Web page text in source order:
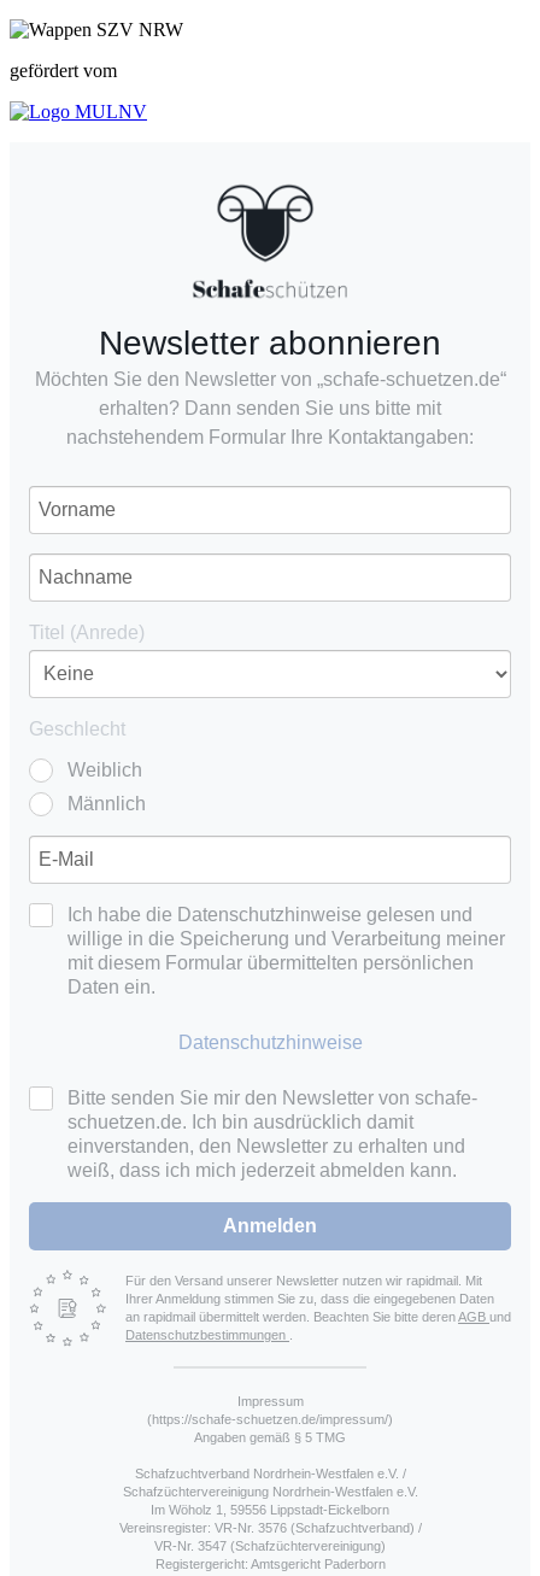
gefördert vom
Newsletter abonnieren
Möchten Sie den Newsletter von „schafe-schuetzen.de“
erhalten? Dann senden Sie uns bitte mit
nachstehendem Formular Ihre Kontaktangaben:
Titel (Anrede)
Geschlecht
Weiblich
Männlich
Ich habe die Datenschutzhinweise gelesen und
willige in die Speicherung und Verarbeitung meiner
mit diesem Formular übermittelten persönlichen
Daten ein.
Datenschutzhinweise
Bitte senden Sie mir den Newsletter von schafe-
schuetzen.de. Ich bin ausdrücklich damit
einverstanden, den Newsletter zu erhalten und
weiß, dass ich mich jederzeit abmelden kann.
Anmelden
Für den Versand unserer Newsletter nutzen wir rapidmail. Mit
Ihrer Anmeldung stimmen Sie zu, dass die eingegebenen Daten
an rapidmail übermittelt werden. Beachten Sie bitte derenAGB und
Datenschutzbestimmungen
Impressum
(https://schafe-schuetzen.de/impressum/)
Angaben gemäß § 5 TMG
Schafzuchtverband Nordrhein-Westfalen e.V. /
Schafzüchtervereinigung Nordrhein-Westfalen e.V.
Im Wöholz 1, 59556 Lippstadt-Eickelborn
Vereinsregister: VR-Nr. 3576 (Schafzuchtverband) /
VR-Nr. 3547 (Schafzüchtervereinigung)
Registergericht: Amtsgericht Paderborn